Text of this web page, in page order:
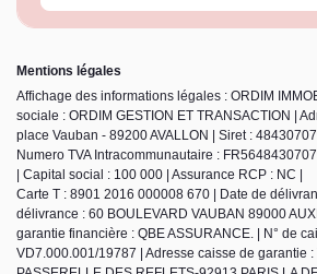
Mentions légales
Affichage des informations légales : ORDIM
sociale : ORDIM GESTION ET TRANSACTION |
place Vauban - 89200 AVALLON | Siret :
Numero TVA Intracommunautaire :
| Capital social : 100 000 | Assurance RCP : NC |
Carte T : 8901 2016 000008 670 | Date de
délivrance : 60 BOULEVARD VAUBAN 89000
garantie financière : QBE ASSURANCE. | N° de
VD7.000.001/19787 | Adresse caisse de garantie :